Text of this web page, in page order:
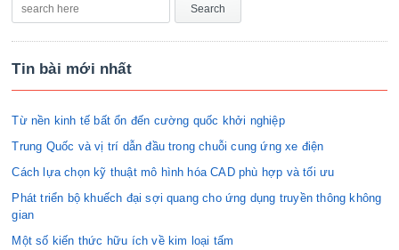
Tin bài mới nhất
Từ nền kinh tế bất ổn đến cường quốc khởi nghiệp
Trung Quốc và vị trí dẫn đầu trong chuỗi cung ứng xe điện
Cách lựa chọn kỹ thuật mô hình hóa CAD phù hợp và tối ưu
Phát triển bộ khuếch đại sợi quang cho ứng dụng truyền thông không
gian
Một số kiến thức hữu ích về kim loại tấm